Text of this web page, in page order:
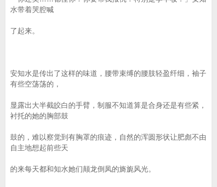
水带着哭腔喊
了起来。
安知水是传出了这样的味道，腰带束缚的腰肢轻盈纤细，袖子
有些空荡荡的，
显露出大半截皎白的手臂，制服不知道算是合身还是有些紧，
衬托的她的胸部鼓
鼓的，难以察觉到有胸罩的痕迹，自然的浑圆形状让肥彪不由
自主地想起前些天
的来每天都和知水她们颠龙倒凤的旖旎风光。